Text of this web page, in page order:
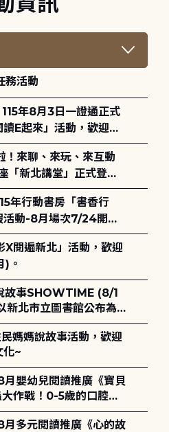
務活動
E起來」活動，歡迎踴
月4日)。
「新北講堂」正式登
活動-8月場次7/24開始
)。
故事SHOWTIME (8/1
新北市立圖書館公布為
媽媽說故事活動，歡迎
化~
月嬰幼兒閱讀推廣《寶貝
作戰！0-5歲的口腔照
月多元閱讀推廣《心的故